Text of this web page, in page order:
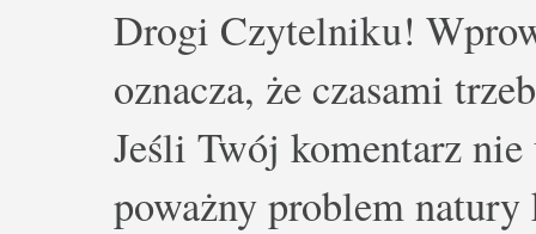
Drogi Czytelniku!
oznacza, że czasami
Jeśli Twój komentarz nie
poważny problem